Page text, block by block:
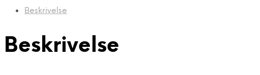
Beskrivelse
Beskrivelse